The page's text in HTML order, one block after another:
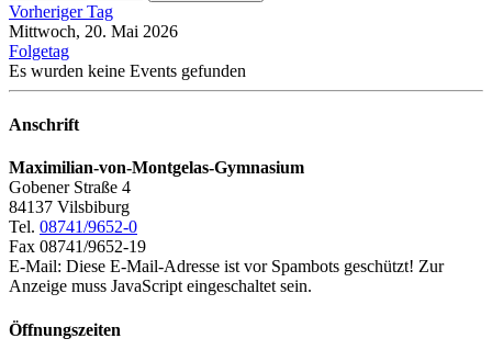
Vorheriger Tag
Mittwoch, 20. Mai 2026
Folgetag
Es wurden keine Events gefunden
Anschrift
Maximilian-von-Montgelas-Gymnasium
Gobener Straße 4
84137 Vilsbiburg
Tel. 08741/9652-0
Fax 08741/9652-19
E-Mail: Diese E-Mail-Adresse ist vor Spambots geschützt! Zur
Anzeige muss JavaScript eingeschaltet sein.
Öffnungszeiten